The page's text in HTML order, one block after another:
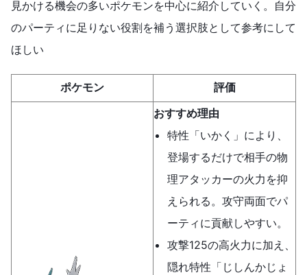
見かける機会の多いポケモンを中心に紹介していく。自分
のパーティに足りない役割を補う選択肢として参考にして
ほしい
ポケモン 評価
おすすめ理由
特性「いかく」により、
登場するだけで相手の物
理アタッカーの火力を抑
えられる。攻守両面でパ
ーティに貢献しやすい。
攻撃125の高火力に加え、
隠れ特性「じしんかじょ